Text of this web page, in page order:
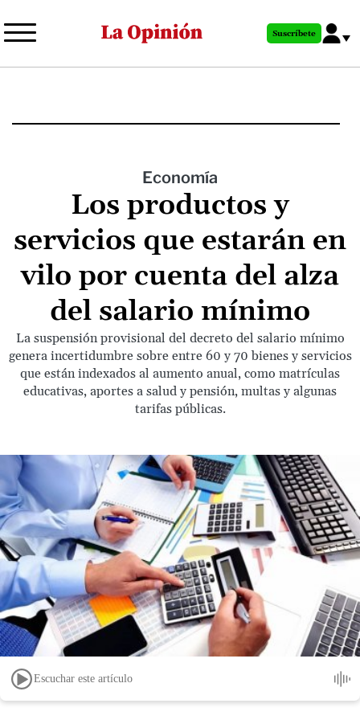
al
principal
Suscríbete
Economía
Los productos y
servicios que estarán en
vilo por cuenta del alza
del salario mínimo
La suspensión provisional del decreto del salario mínimo
genera incertidumbre sobre entre 60 y 70 bienes y servicios
que están indexados al aumento anual, como matrículas
educativas, aportes a salud y pensión, multas y algunas
tarifas públicas.
Escuchar este artículo